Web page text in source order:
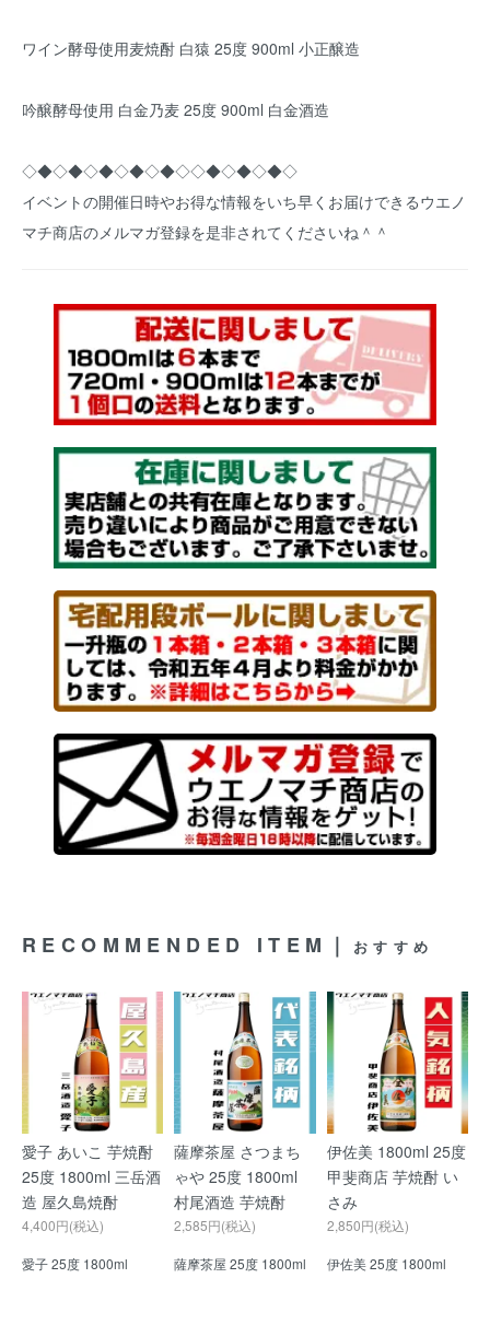
ワイン酵母使用麦焼酎 白猿 25度 900ml 小正醸造
吟醸酵母使用 白金乃麦 25度 900ml 白金酒造
◇◆◇◆◇◆◇◆◇◆◇◇◆◇◆◇◆◇
イベントの開催日時やお得な情報をいち早くお届けできるウエノ
マチ商店のメルマガ登録を是非されてくださいね＾＾
RECOMMENDED ITEM｜ おすすめ
愛子 あいこ 芋焼酎
25度 1800ml 三岳酒
造 屋久島焼酎
4,400円(税込)
愛子 25度 1800ml
薩摩茶屋 さつまち
ゃや 25度 1800ml
村尾酒造 芋焼酎
2,585円(税込)
薩摩茶屋 25度 1800ml
伊佐美 1800ml 25度
甲斐商店 芋焼酎 い
さみ
2,850円(税込)
伊佐美 25度 1800ml